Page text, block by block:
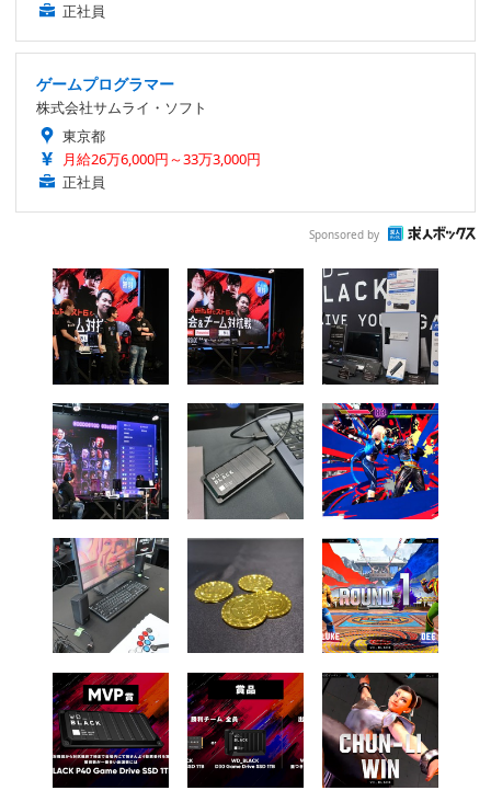
正社員
ゲームプログラマー
株式会社サムライ・ソフト
東京都
月給26万6,000円～33万3,000円
正社員
Sponsored by